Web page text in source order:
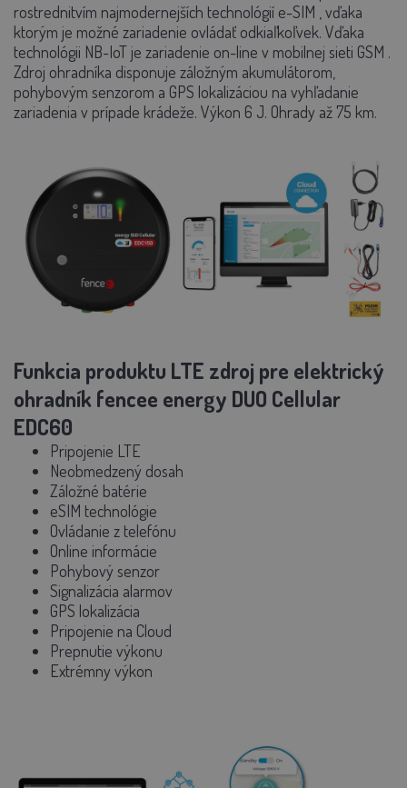
rostrednitvím najmodernejších technológií e-SIM , vďaka
ktorým je možné zariadenie ovládať odkiaľkoľvek. Vďaka
technológii NB-IoT je zariadenie on-line v mobilnej sieti GSM .
Zdroj ohradníka disponuje záložným akumulátorom,
pohybovým senzorom a GPS lokalizáciou na vyhľadanie
zariadenia v prípade krádeže. Výkon 6 J. Ohrady až 75 km.
Funkcia produktu LTE zdroj pre elektrický
ohradník fencee energy DUO Cellular
EDC60
Pripojenie LTE
Neobmedzený dosah
Záložné batérie
eSIM technológie
Ovládanie z telefónu
Online informácie
Pohybový senzor
Signalizácia alarmov
GPS lokalizácia
Pripojenie na Cloud
Prepnutie výkonu
Extrémny výkon